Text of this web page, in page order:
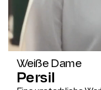
Weiße Dame
Persil